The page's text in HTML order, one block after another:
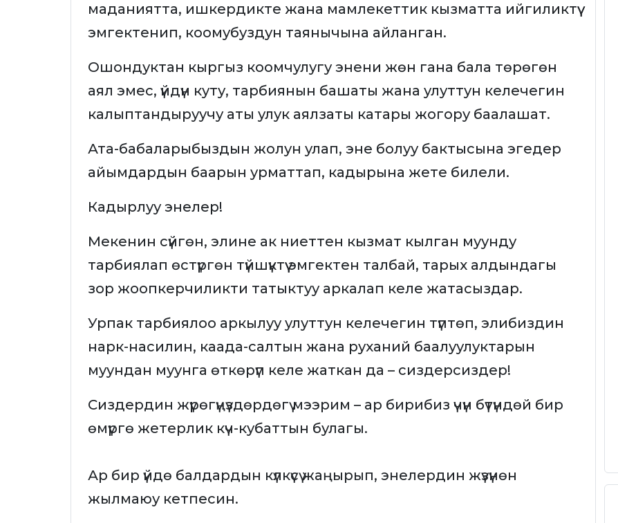
маданиятта, ишкердикте жана мамлекеттик кызматта ийгиликтүү
эмгектенип, коомубуздун таянычына айланган.
Ошондуктан кыргыз коомчулугу энени жөн гана бала төрөгөн
аял эмес, үйдүн куту, тарбиянын башаты жана улуттун келечегин
калыптандыруучу аты улук аялзаты катары жогору баалашат.
Ата-бабаларыбыздын жолун улап, эне болуу бактысына эгедер
айымдардын баарын урматтап, кадырына жете билели.
Кадырлуу энелер!
Мекенин сүйгөн, элине ак ниеттен кызмат кылган муунду
тарбиялап өстүргөн түйшүктүү эмгектен талбай, тарых алдындагы
зор жоопкерчиликти татыктуу аркалап келе жатасыздар.
Урпак тарбиялоо аркылуу улуттун келечегин түптөп, элибиздин
нарк-насилин, каада-салтын жана руханий баалуулуктарын
муундан муунга өткөрүп келе жаткан да – сиздерсиздер!
Сиздердин жүрөгүңүздөрдөгү мээрим – ар бирибиз үчүн бүтүндөй бир
өмүргө жетерлик күч-кубаттын булагы.
Ар бир үйдө балдардын күлкүсү жаңырып, энелердин жүзүнөн
жылмаюу кетпесин.